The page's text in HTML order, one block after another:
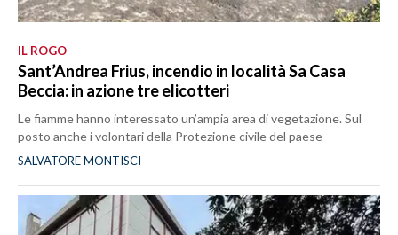
IL ROGO
Sant’Andrea Frius, incendio in località Sa Casa
Beccia: in azione tre elicotteri
Le fiamme hanno interessato un’ampia area di vegetazione. Sul
posto anche i volontari della Protezione civile del paese
SALVATORE MONTISCI